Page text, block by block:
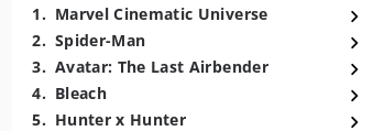
1. Marvel Cinematic Universe
2. Spider-Man
3. Avatar: The Last Airbender
4. Bleach
5. Hunter x Hunter